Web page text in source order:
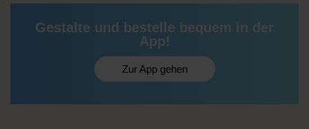
Gestalte und bestelle bequem in der
App!
Zur App gehen